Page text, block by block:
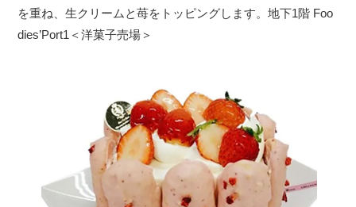
を重ね、生クリームと苺をトッピングします。地下1階 Foo
dies’Port1＜洋菓子売場＞